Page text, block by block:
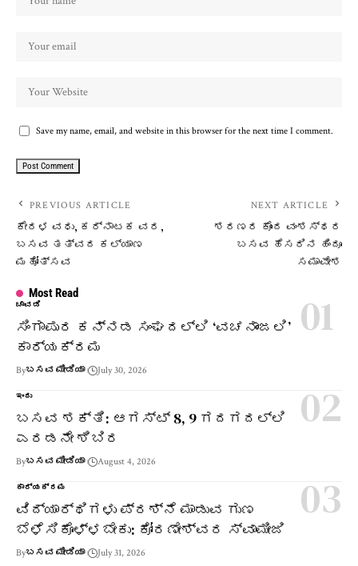
Save my name, email, and website in this browser for the next time I comment.
PREVIOUS ARTICLE
ಕೇರಳ ವಧು, ಕರ್ನಾಟಕ ವರ,
ಬಸವ ತತ್ವದ ಕಲ್ಯಾಣ
ಮಹೋತ್ಸವ
NEXT ARTICLE
ಶರಣರ ಕೊಂದ ವಂಶಸ್ಥರ
ಬಸವ ಹೆಸರಿನ ಹಿಂದೂ
ಸಮಾವೇಶ
Most Read
ಚಾವಡಿ
ಸಿಂಗಾಪುರ ಕನ್ನಡ ಸಂಘದಲ್ಲಿ ‘ವಚನಾಂಜಲಿ’
ಕಾರ್ಯಕ್ರಮ
Byಬಸವ ಮೀಡಿಯಾ July 30, 2026
ಇಂದು
ಬಸವ ಶಕ್ತಿ: ಆಗಸ್ಟ್ 8, 9 ಗದಗದಲ್ಲಿ
ಎರಡನೇ ಶಿಬಿರ
Byಬಸವ ಮೀಡಿಯಾ August 4, 2026
ಕಾರ್ಯಕ್ರಮ
ವಿದ್ಯಾರ್ಥಿಗಳು ಪ್ರಶ್ನೆ ಮಾಡುವ ಗುಣ
ಬೆಳೆಸಿಕೊಳ್ಳಬೇಕು: ಕೋರಣೇಶ್ವರ ಸ್ವಾಮೀಜಿ
Byಬಸವ ಮೀಡಿಯಾ July 31, 2026